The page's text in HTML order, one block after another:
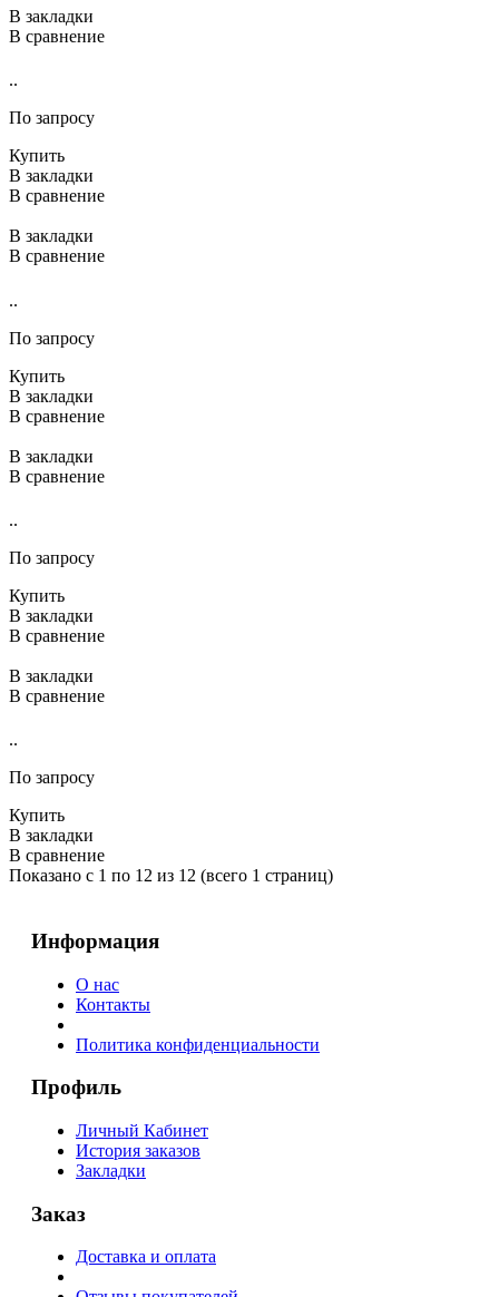
В закладки
В сравнение
..
По запросу
Купить
В закладки
В сравнение
В закладки
В сравнение
..
По запросу
Купить
В закладки
В сравнение
В закладки
В сравнение
..
По запросу
Купить
В закладки
В сравнение
В закладки
В сравнение
..
По запросу
Купить
В закладки
В сравнение
Показано с 1 по 12 из 12 (всего 1 страниц)
Информация
О нас
Контакты
Политика конфиденциальности
Профиль
Личный Кабинет
История заказов
Закладки
Заказ
Доставка и оплата